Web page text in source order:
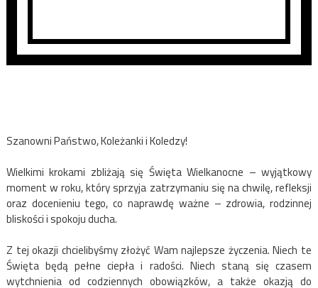
Szanowni Państwo, Koleżanki i Koledzy!
Wielkimi krokami zbliżają się Święta Wielkanocne – wyjątkowy
moment w roku, który sprzyja zatrzymaniu się na chwilę, refleksji
oraz docenieniu tego, co naprawdę ważne – zdrowia, rodzinnej
bliskości i spokoju ducha.
Z tej okazji chcielibyśmy złożyć Wam najlepsze życzenia. Niech te
Święta będą pełne ciepła i radości. Niech staną się czasem
wytchnienia od codziennych obowiązków, a także okazją do